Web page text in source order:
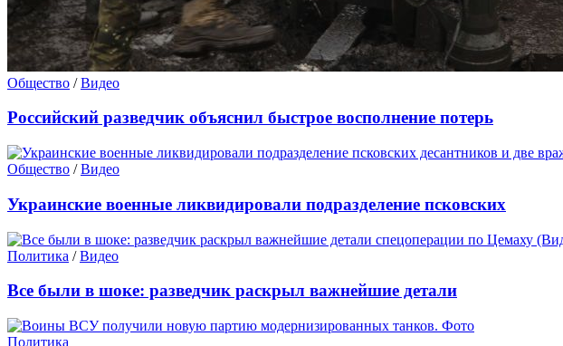
Общество /Видео
Российский разведчик объяснил быстрое восполнение потерь
Общество /Видео
Украинские военные ликвидировали подразделение псковских
Политика /Видео
Все были в шоке: разведчик раскрыл важнейшие детали
Политика